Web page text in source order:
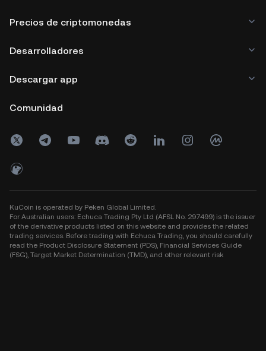
Precios de criptomonedas
Desarrolladores
Descargar app
Comunidad
KuCoin is operated by Peken Global Limited.
For Australian users: Echuca Trading Pty Ltd (AFSL No. 297499) is the issuer
of the derivative products listed on this website and provides the related
trading services. Before trading with Echuca Trading, you should carefully
read the Product Disclosure Statement (PDS), Financial Services Guide
(FSG), Target Market Determination (TMD), and other relevant risk